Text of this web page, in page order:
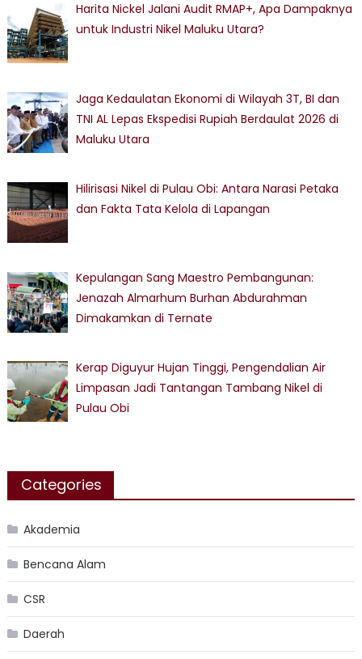
Harita Nickel Jalani Audit RMAP+, Apa Dampaknya
untuk Industri Nikel Maluku Utara?
Jaga Kedaulatan Ekonomi di Wilayah 3T, BI dan
TNI AL Lepas Ekspedisi Rupiah Berdaulat 2026 di
Maluku Utara
Hilirisasi Nikel di Pulau Obi: Antara Narasi Petaka
dan Fakta Tata Kelola di Lapangan
Kepulangan Sang Maestro Pembangunan:
Jenazah Almarhum Burhan Abdurahman
Dimakamkan di Ternate
Kerap Diguyur Hujan Tinggi, Pengendalian Air
Limpasan Jadi Tantangan Tambang Nikel di
Pulau Obi
Categories
Akademia
Bencana Alam
CSR
Daerah